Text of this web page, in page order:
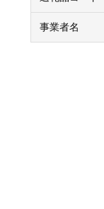
事業者名